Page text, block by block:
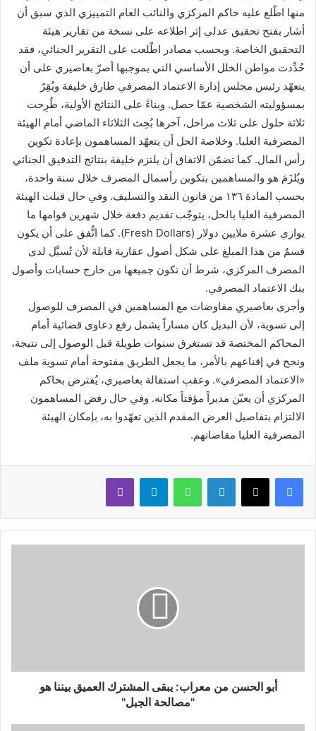
منها اطّلع عليه حاكم المركزي والنائب العام التمييزي الذي سبق أن
أشار بفتح تحقيق عدلي إثر اطلاعه على نسخة من تقارير هيئة
التحقيق الخاصة. وبحسب مصادر اطّلعت على التقرير الجنائي، فقد
حُدِّدت مواطن الخلل الأساسي التي بموجبها أصرّ بعاصيري على أن
يتعهّد رئيس مجلس إدارة الاعتماد المصرفي طارق خليفة ويُقِرّ
بمسؤوليته الشخصية عمّا حصل. وبناءً على النتائج الأولية، طُرِحت
ثلاثة حلول على ثلاث مراحل، آخرها بُحِث الثلاثاء الماضي أمام الهيئة
المصرفية العليا. وخلاصة الحل أن يتعهّد المساهمون بإعادة تكوين
رأس المال. كما تضمّن الاتفاق أن يلتزم خليفة بنتائج التدقيق الجنائي
ويُلزَمَ هو والمساهمين بتكوين رأسمال المصرف خلال سنة واحدة،
بحسب المادة ١٣٦ من قانون النقد والتسليف. وفي حال قبلت الهيئة
المصرفية العليا بالحل، يتوجّب تقديم دفعة خلال شهرين قوامها ما
يوازي عشرة ملايين دولار (Fresh Dollars). كما اتُّفق على أن يكون
قسمٌ من هذا المبلغ على شكل أصول عقارية قابلة لأن تُسيَّل لدى
المصرف المركزي، شرط أن تكون جميعها من خارج حسابات وأصول
بنك الاعتماد المصرفي.
وأجرى بعاصيري مفاوضات مع المساهمين في المصرف للوصول
إلى تسوية، لأن البديل كان مساراً يشمل رفع دعاوى قضائية أمام
المحاكم المختصة قد تستغرق سنوات طويلة قبل الوصول إلى نتيجة،
ونجح في إقناعهم بالأمر، ما يجعل الطريق مفتوحة أمام تسوية ملف
«الاعتماد المصرفي». وعقب استقالة بعاصيري، يُفترض بحاكم
المركزي أن يعيّن مديراً مؤقتاً مكانه. وفي حال رفض المساهمون
الالتزام بتفاصيل العرض المقدم الذين تعهّدوا به، بإمكان الهيئة
المصرفية العليا مقاضاتهم.
لينكدإن واتساب تيلقرام ڤايبر
أبو الحسن من معراب: يبقى المشترك العميق بيننا هو
"مصالحة الجبل"